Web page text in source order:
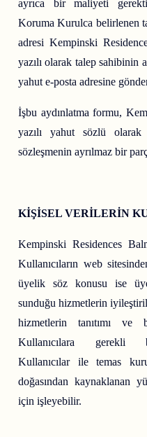
ayrıca bir maliyeti
Koruma Kurulca belirlenen
adresi Kempinski
yazılı olarak talep sahibinin
yahut e-posta adresine
İşbu aydınlatma formu,
yazılı yahut sözlü
sözleşmenin ayrılmaz bir
KİŞİSEL VERİLERİN
Kempinski Residences
Kullanıcıların web
üyelik söz konusu ise
sunduğu hizmetlerin
hizmetlerin tanıtımı ve
Kullanıcılara gerekli
Kullanıcılar ile temas
doğasından kaynaklanan
için işleyebilir.